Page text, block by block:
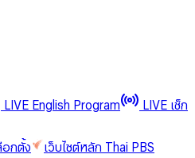
LIVE English Program
LIVE เช็ก
อกตั้ง
เว็บไซต์หลัก Thai PBS